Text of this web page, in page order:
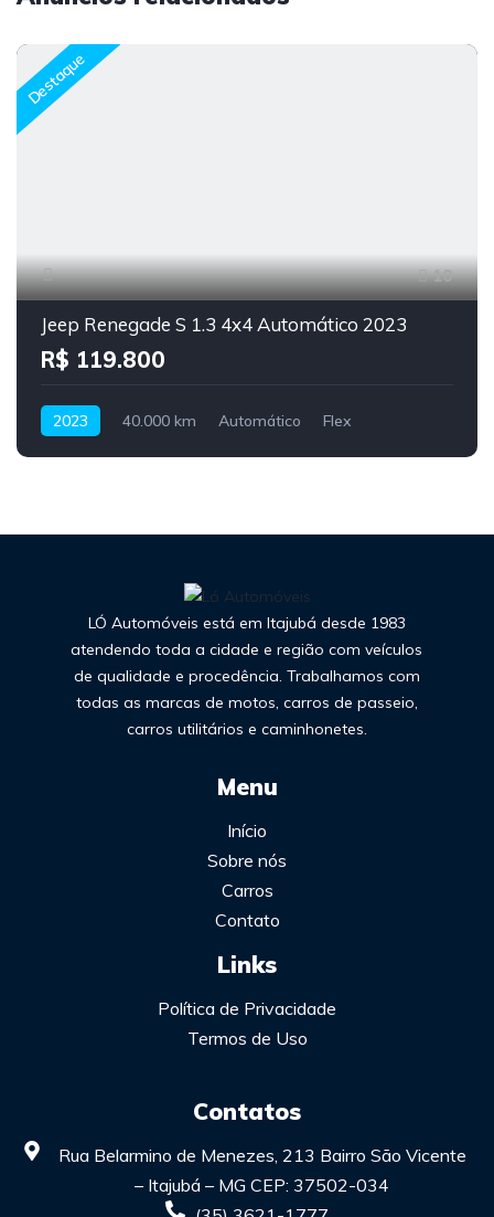
Destaque
10
Jeep Renegade S 1.3 4x4 Automático 2023
R$ 119.800
2023 40.000 km Automático Flex
LÓ Automóveis está em Itajubá desde 1983
atendendo toda a cidade e região com veículos
de qualidade e procedência. Trabalhamos com
todas as marcas de motos, carros de passeio,
carros utilitários e caminhonetes.
Menu
Início
Sobre nós
Carros
Contato
Links
Política de Privacidade
Termos de Uso
Contatos
Rua Belarmino de Menezes, 213 Bairro São Vicente
– Itajubá – MG CEP: 37502-034